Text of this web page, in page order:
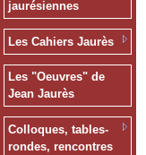
jaurésiennes
Les Cahiers Jaurès
Les "Oeuvres" de
Jean Jaurès
Colloques, tables-
rondes, rencontres